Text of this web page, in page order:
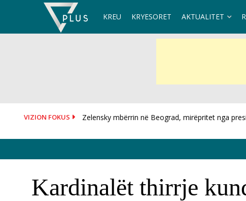
KREU KRYESORET AKTUALITET
VIZION FOKUS Zelensky mbërrin në Beograd, mirëpritet nga
Kush do të jetë presidenti i ri i Hungarisë?...
Kardinalët thirrje